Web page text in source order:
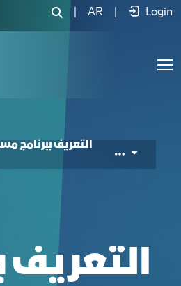
AR Login
التعريف ببرنامج
التعريف